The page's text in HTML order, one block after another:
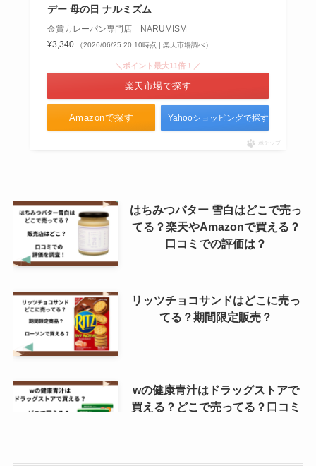
デー 母の日 ナルミズム
金賞カレーパン専門店 NARUMISM
¥3,340
（2026/06/25 20:10時点 | 楽天市場調べ）
Amazonで探す
＼ポイント最大11倍！／
楽天市場で探す
Yahooショッピングで探す
ポチップ
はちみつバター 雪白はどこで売っ
てる？楽天やAmazonで買える？
口コミでの評価は？
リッツチョコサンドはどこに売っ
てる？期間限定販売？
wの健康青汁はドラッグストアで
買える？どこで売ってる？口コミ